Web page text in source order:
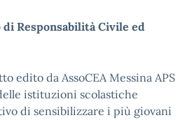
Responsabilità Civile ed
edito da AssoCEA Messina APS
istituzioni scolastiche
di sensibilizzare i più giovani